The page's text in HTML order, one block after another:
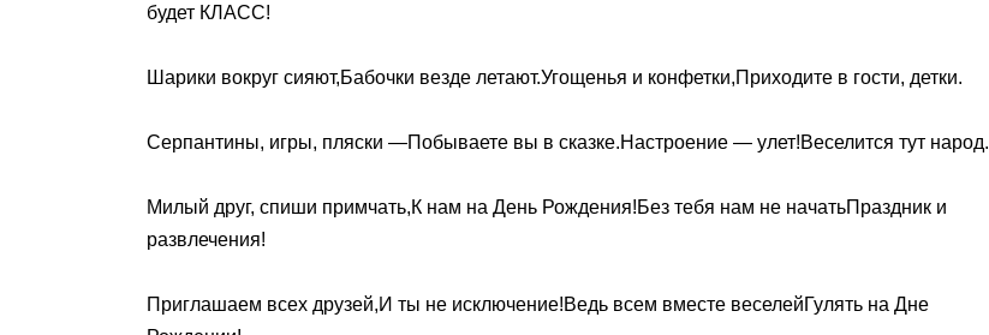
будет КЛАСС!
Шарики вокруг сияют,Бабочки везде летают.Угощенья и конфетки,Приходите в гости, детки.
Серпантины, игры, пляски —Побываете вы в сказке.Настроение — улет!Веселится тут народ.
Милый друг, спиши примчать,К нам на День Рождения!Без тебя нам не начатьПраздник и
развлечения!
Приглашаем всех друзей,И ты не исключение!Ведь всем вместе веселейГулять на Дне